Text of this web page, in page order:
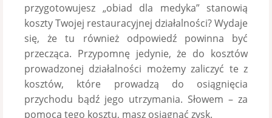
przygotowujesz „obiad dla medyka” stanowią
koszty Twojej restauracyjnej działalności? Wydaje
się, że tu również odpowiedź powinna być
przecząca. Przypomnę jedynie, że do kosztów
prowadzonej działalności możemy zaliczyć te z
kosztów, które prowadzą do osiągnięcia
przychodu bądź jego utrzymania. Słowem – za
pomocą tego kosztu, masz osiągnąć zysk.